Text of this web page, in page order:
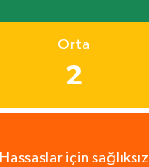
Orta
2
Hassaslar için sağlıksız